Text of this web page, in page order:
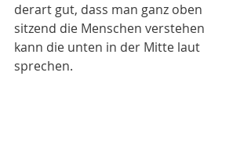
derart gut, dass man ganz oben
sitzend die Menschen verstehen
kann die unten in der Mitte laut
sprechen.